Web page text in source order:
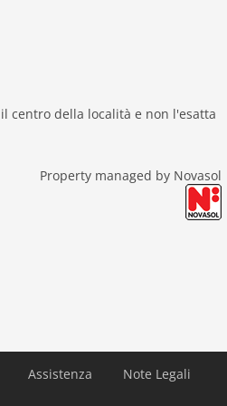
centro della località e non l'esatta
Property managed by Novasol
Assistenza Note Legali